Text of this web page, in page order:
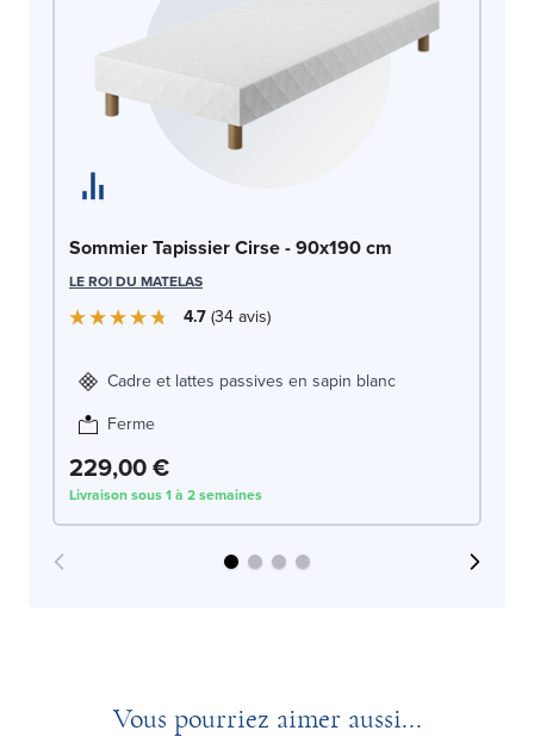
Sommier Tapissier Cirse - 90x190 cm
LE ROI DU MATELAS
4.7 34avis
Cadre et lattes passives en sapin blanc
Ferme
229,00 €
Livraison sous 1 à 2 semaines
Vous pourriez aimer aussi...